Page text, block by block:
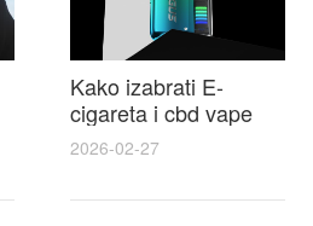
Kako izabrati E-
cigareta i cbd vape
top modeli sigurnost
praktični savjeti za
kupovinu
2026-02-27